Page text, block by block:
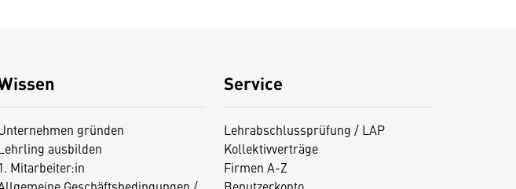
gründen
ausbilden
1. Mitarbeiter:in
Service
Lehrabschlussprüfung / LAP
Kollektivverträge
Firmen A-Z